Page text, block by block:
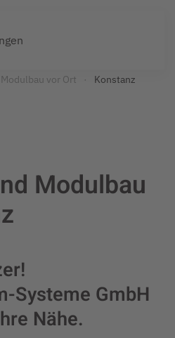
vor Ort Konstanz
Modulbau
Systeme GmbH
Nähe.